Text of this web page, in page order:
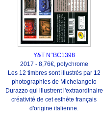
Y&T N°BC1398
2017 - 8,76€, polychrome
Les 12 timbres sont illustrés par 12
photographies de Michelangelo
Durazzo qui illustrent l'extraordinaire
créativité de cet esthète français
d'origine italienne.